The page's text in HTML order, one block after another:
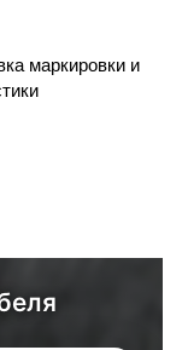
маркировки и